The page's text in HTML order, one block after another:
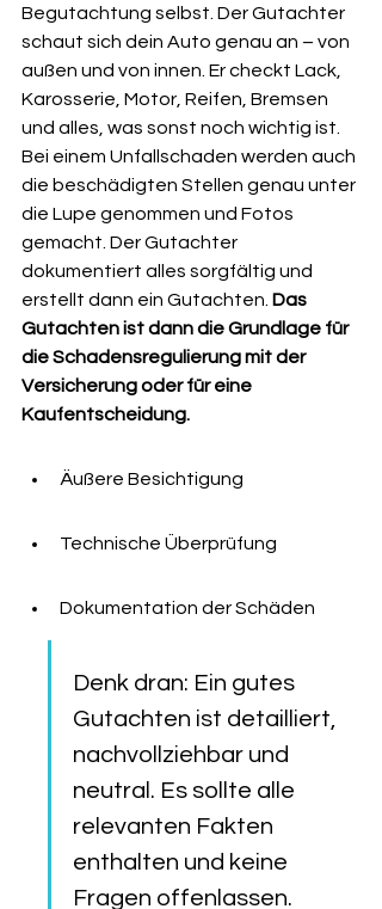
Begutachtung selbst. Der Gutachter
schaut sich dein Auto genau an – von
außen und von innen. Er checkt Lack,
Karosserie, Motor, Reifen, Bremsen
und alles, was sonst noch wichtig ist.
Bei einem Unfallschaden werden auch
die beschädigten Stellen genau unter
die Lupe genommen und Fotos
gemacht. Der Gutachter
dokumentiert alles sorgfältig und
erstellt dann ein Gutachten. Das
Gutachten ist dann die Grundlage für
die Schadensregulierung mit der
Versicherung oder für eine
Kaufentscheidung.
Äußere Besichtigung
Technische Überprüfung
Dokumentation der Schäden
Denk dran: Ein gutes
Gutachten ist detailliert,
nachvollziehbar und
neutral. Es sollte alle
relevanten Fakten
enthalten und keine
Fragen offenlassen.